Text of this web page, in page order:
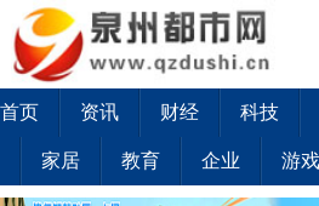
首页 资讯 财经 科技
家居 教育 企业 游戏